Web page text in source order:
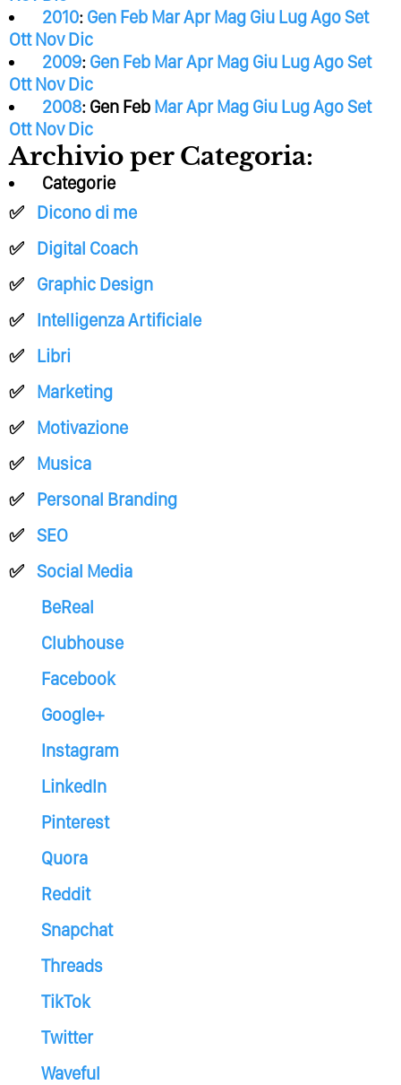
2010: Gen Feb MarApr Mag Giu LugAgoSet
Ott Nov Dic
2009: Gen Feb MarApr Mag Giu LugAgoSet
Ott Nov Dic
2008: Gen Feb MarApr Mag Giu LugAgoSet
Ott Nov Dic
Archivio per Categoria:
Categorie
Dicono di me
Digital Coach
Graphic Design
Intelligenza Artificiale
Libri
Marketing
Motivazione
Musica
Personal Branding
SEO
Social Media
BeReal
Clubhouse
Facebook
Google+
Instagram
LinkedIn
Pinterest
Quora
Reddit
Snapchat
Threads
TikTok
Twitter
Waveful